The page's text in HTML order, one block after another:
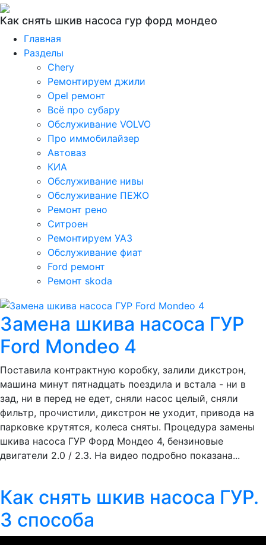
Как снять шкив насоса гур форд мондео
Главная
Разделы
Chery
Ремонтируем джили
Opel ремонт
Всё про субару
Обслуживание VOLVO
Про иммобилайзер
Автоваз
КИА
Обслуживание нивы
Обслуживание ПЕЖО
Ремонт рено
Ситроен
Ремонтируем УАЗ
Обслуживание фиат
Ford ремонт
Ремонт skoda
Замена шкива насоса ГУР
Ford Mondeo 4
Поставила контрактную коробку, залили дикстрон,
машина минут пятнадцать поездила и встала - ни в
зад, ни в перед не едет, сняли насос целый, сняли
фильтр, прочистили, дикстрон не уходит, привода на
парковке крутятся, колеса сняты. Процедура замены
шкива насоса ГУР Форд Мондео 4, бензиновые
двигатели 2.0 / 2.3. На видео подробно показана...
Как снять шкив насоса ГУР.
3 способа